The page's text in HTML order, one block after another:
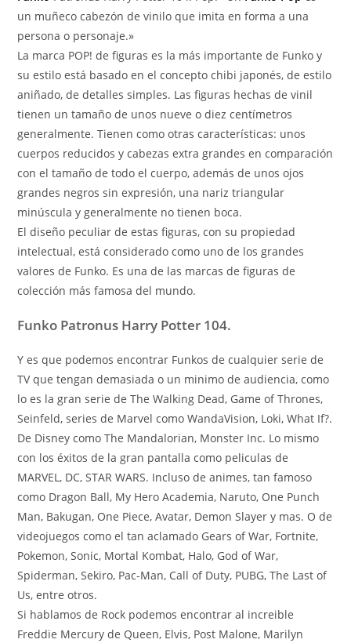
un muñeco cabezón de vinilo que imita en forma a una
persona o personaje.»
La marca POP! de figuras es la más importante de Funko y
su estilo está basado en el concepto chibi japonés, de estilo
aniñado, de detalles simples. Las figuras hechas de vinil
tienen un tamaño de unos nueve o diez centímetros
generalmente. Tienen como otras características: unos
cuerpos reducidos y cabezas extra grandes en comparación
con el tamaño de todo el cuerpo, además de unos ojos
grandes negros sin expresión, una nariz triangular
minúscula y generalmente no tienen boca.
El diseño peculiar de estas figuras, con su propiedad
intelectual, está considerado como uno de los grandes
valores de Funko. Es una de las marcas de figuras de
colección más famosa del mundo.
Funko Patronus Harry Potter 104.
Y es que podemos encontrar Funkos de cualquier serie de
TV que tengan demasiada o un minimo de audiencia, como
lo es la gran serie de The Walking Dead, Game of Thrones,
Seinfeld, series de Marvel como WandaVision, Loki, What If?.
De Disney como The Mandalorian, Monster Inc. Lo mismo
con los éxitos de la gran pantalla como peliculas de
MARVEL, DC, STAR WARS. Incluso de animes, tan famoso
como Dragon Ball, My Hero Academia, Naruto, One Punch
Man, Bakugan, One Piece, Avatar, Demon Slayer y mas. O de
videojuegos como el tan aclamado Gears of War, Fortnite,
Pokemon, Sonic, Mortal Kombat, Halo, God of War,
Spiderman, Sekiro, Pac-Man, Call of Duty, PUBG, The Last of
Us, entre otros.
Si hablamos de Rock podemos encontrar al increible
Freddie Mercury de Queen, Elvis, Post Malone, Marilyn